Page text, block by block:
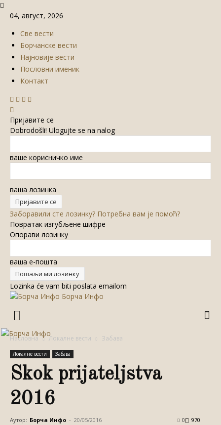
04, август, 2026
Све вести
Борчанске вести
Најновије вести
Пословни именик
Контакт
Пријавите се
Dobrodošli! Ulogujte se na nalog
ваше корисничко име
ваша лозинка
Заборавили сте лозинку? Потребна вам је помоћ?
Повратак изгубљене шифре
Опорави лозинку
ваша е-пошта
Lozinka će vam biti poslata emailom
Борча Инфо
Насловна Локалне вести Забава
Локалне вести Забава
Skok prijateljstva
2016
Аутор: Борча Инфо - 20/05/2016 970
0